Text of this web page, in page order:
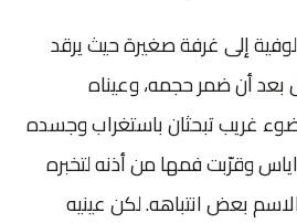
إلى غرفة صغيرة حيث يرقد
بعد أن ضمر حجمه، وعيناه
غريب تبحثان باستغراب وجسده
وقرّبت فمها من أذنه لتخبره
بعض انتباهه. لكن عينيه